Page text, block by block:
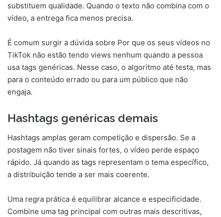
substituem qualidade. Quando o texto não combina com o
vídeo, a entrega fica menos precisa.
É comum surgir a dúvida sobre Por que os seus vídeos no
TikTok não estão tendo views nenhum quando a pessoa
usa tags genéricas. Nesse caso, o algoritmo até testa, mas
para o conteúdo errado ou para um público que não
engaja.
Hashtags genéricas demais
Hashtags amplas geram competição e dispersão. Se a
postagem não tiver sinais fortes, o vídeo perde espaço
rápido. Já quando as tags representam o tema específico,
a distribuição tende a ser mais coerente.
Uma regra prática é equilibrar alcance e especificidade.
Combine uma tag principal com outras mais descritivas,